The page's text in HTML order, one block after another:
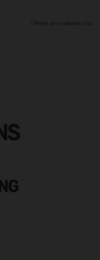
Preise sind exklusive USt.